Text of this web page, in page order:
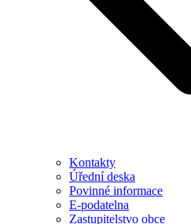
Kontakty
Úřední deska
Povinné informace
E-podatelna
Zastupitelstvo obce